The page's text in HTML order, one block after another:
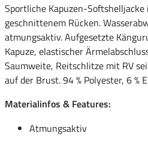
Sportliche Kapuzen-
geschnittenem Rücken.
atmungsaktiv. Aufgesetzte
Kapuze, elastischer
Saumweite, Reitschlitze mit RV
auf der Brust. 94 % Polyester, 6 %
Materialinfos & Features:
Atmungsaktiv